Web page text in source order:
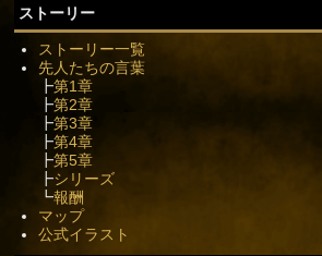
ストーリー
ストーリー一覧
先人たちの言葉
┣第1章
┣第2章
┣第3章
┣第4章
┣第5章
┣シリーズ
┗報酬
マップ
公式イラスト